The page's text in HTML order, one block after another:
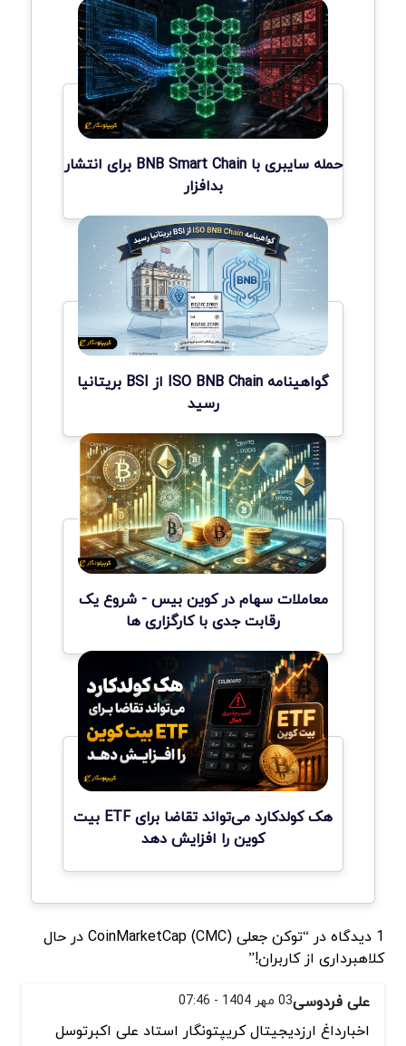
حمله سایبری با BNB Smart Chain برای انتشار
بدافزار
گواهینامه ISO BNB Chain از BSI بریتانیا
رسید
معاملات سهام در کوین بیس - شروع یک
رقابت جدی با کارگزاری ها
هک کولدکارد می‌تواند تقاضا برای ETF بیت
کوین را افزایش دهد
1 دیدگاه در “توکن جعلی CoinMarketCap (CMC) در حال
کلاهبرداری از کاربران!”
علی فردوسی03 مهر 1404 - 07:46
اخبارداغ ارزدیجیتال کریپتونگار استاد علی اکبرتوسل